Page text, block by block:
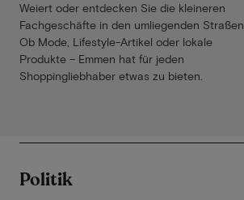
Weiert oder entdecken Sie die kleineren
Fachgeschäfte in den umliegenden Straßen.
Ob Mode, Lifestyle-Artikel oder lokale
Produkte – Emmen hat für jeden
Shoppingliebhaber etwas zu bieten.
Politik